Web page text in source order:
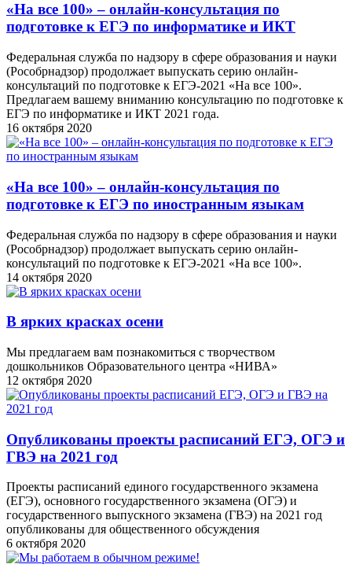
«На все 100» – онлайн-консультация по
подготовке к ЕГЭ по информатике и ИКТ
Федеральная служба по надзору в сфере образования и науки
(Рособрнадзор) продолжает выпускать серию онлайн-
консультаций по подготовке к ЕГЭ-2021 «На все 100».
Предлагаем вашему вниманию консультацию по подготовке к
ЕГЭ по информатике и ИКТ 2021 года.
16 октября 2020
«На все 100» – онлайн-консультация по
подготовке к ЕГЭ по иностранным языкам
Федеральная служба по надзору в сфере образования и науки
(Рособрнадзор) продолжает выпускать серию онлайн-
консультаций по подготовке к ЕГЭ-2021 «На все 100».
14 октября 2020
В ярких красках осени
Мы предлагаем вам познакомиться с творчеством
дошкольников Образовательного центра «НИВА»
12 октября 2020
Опубликованы проекты расписаний ЕГЭ, ОГЭ и
ГВЭ на 2021 год
Проекты расписаний единого государственного экзамена
(ЕГЭ), основного государственного экзамена (ОГЭ) и
государственного выпускного экзамена (ГВЭ) на 2021 год
опубликованы для общественного обсуждения
6 октября 2020